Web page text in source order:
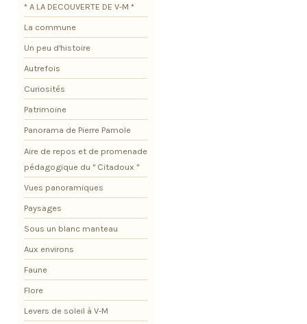
* A LA DECOUVERTE DE V-M *
La commune
Un peu d'histoire
Autrefois
Curiosités
Patrimoine
Panorama de Pierre Pamole
Aire de repos et de promenade
pédagogique du " Citadoux "
Vues panoramiques
Paysages
Sous un blanc manteau
Aux environs
Faune
Flore
Levers de soleil à V-M